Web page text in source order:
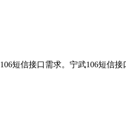
短信接口需求。宁武106短